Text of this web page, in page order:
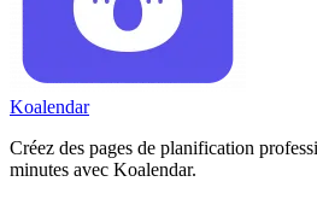
Koalendar
Créez des pages de planification
minutes avec Koalendar.